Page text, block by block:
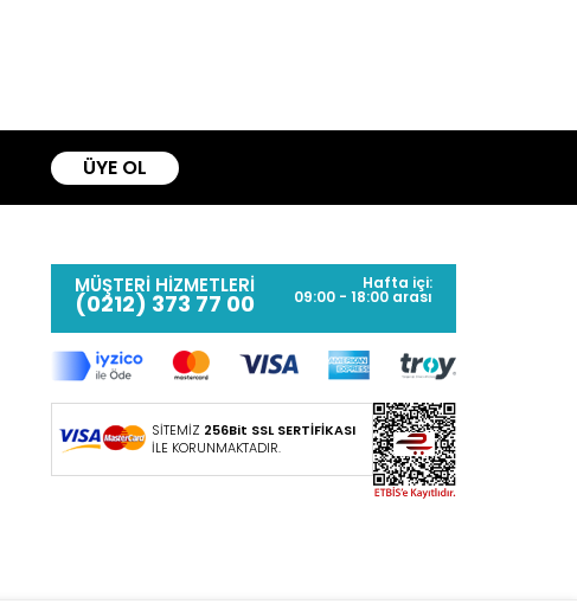
ÜYE OL
MÜŞTERİ HİZMETLERİ
(0212) 373 77 00
Hafta içi:
09:00 - 18:00 arası
SİTEMİZ 256Bit SSL SERTİFİKASI
İLE KORUNMAKTADIR.